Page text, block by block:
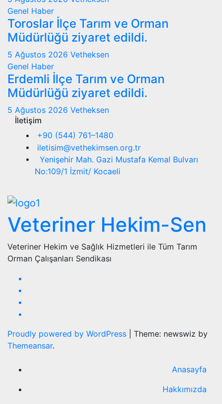
Genel Haber
Toroslar İlçe Tarım ve Orman
Müdürlüğü ziyaret edildi.
5 Ağustos 2026 Vetheksen
Genel Haber
Erdemli İlçe Tarım ve Orman
Müdürlüğü ziyaret edildi.
5 Ağustos 2026 Vetheksen
İletişim
+90 (544) 761–1480
iletisim@vethekimsen.org.tr
Yenişehir Mah. Gazi Mustafa Kemal Bulvarı
No:109/1 İzmit/ Kocaeli
Veteriner Hekim-Sen
Veteriner Hekim ve Sağlık Hizmetleri ile Tüm Tarım
Orman Çalışanları Sendikası
Proudly powered by WordPress
Theme: newswiz by
Themeansar.
Anasayfa
Hakkımızda